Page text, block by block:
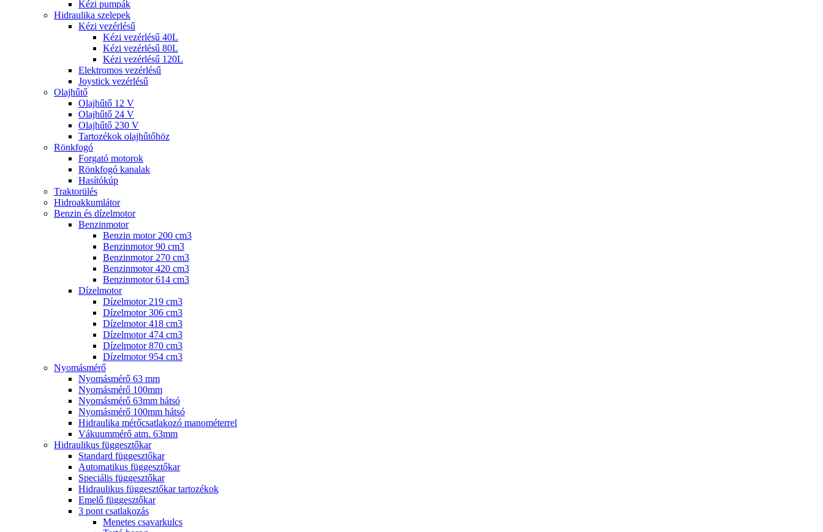
Kézi pumpák
Hidraulika szelepek
Kézi vezérlésű
Kézi vezérlésű 40L
Kézi vezérlésű 80L
Kézi vezérlésű 120L
Elektromos vezérlésű
Joystick vezérlésű
Olajhűtő
Olajhűtő 12 V
Olajhűtő 24 V
Olajhűtő 230 V
Tartozékok olajhűtőhöz
Rönkfogó
Forgató motorok
Rönkfogó kanalak
Hasítókúp
Traktorülés
Hidroakkumlátor
Benzin és dízelmotor
Benzinmotor
Benzin motor 200 cm3
Benzinmotor 90 cm3
Benzinmotor 270 cm3
Benzinmotor 420 cm3
Benzinmotor 614 cm3
Dízelmotor
Dízelmotor 219 cm3
Dízelmotor 306 cm3
Dízelmotor 418 cm3
Dízelmotor 474 cm3
Dízelmotor 870 cm3
Dízelmotor 954 cm3
Nyomásmérő
Nyomásmérő 63 mm
Nyomásmérő 100mm
Nyomásmérő 63mm hátsó
Nyomásmérő 100mm hátsó
Hidraulika mérőcsatlakozó manométerrel
Vákuummérő atm. 63mm
Hidraulikus függesztőkar
Standard függesztőkar
Automatikus függesztőkar
Speciális függesztőkar
Hidraulikus függesztőkar tartozékok
Emelő függesztőkar
3 pont csatlakozás
Menetes csavarkulcs